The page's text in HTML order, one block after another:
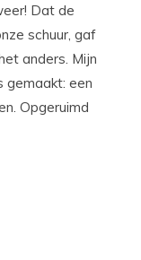
Dat de
schuur, gaf
anders. Mijn
gemaakt: een
Opgeruimd